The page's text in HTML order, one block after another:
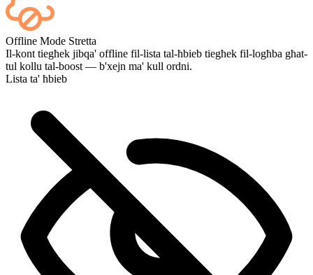
Iva — kull logħba tidher fuq id-dashboard tiegħek hekk kif tispiċċa,
u jekk trid tara l-logħob innifsu, żid Streaming waqt il-checkout.
Offline Mode Stretta
Il-kont tiegħek jibqa' offline fil-lista tal-ħbieb tiegħek fil-logħba għat-
tul kollu tal-boost — b'xejn ma' kull ordni.
Lista ta' ħbieb